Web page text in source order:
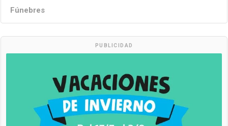
Fúnebres
PUBLICIDAD